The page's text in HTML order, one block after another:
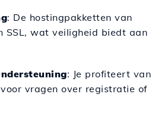
: De hostingpakketten van
SSL, wat veiligheid biedt aan
: Je profiteert van
vragen over registratie of